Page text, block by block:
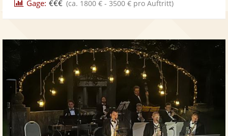
Gage: €€€ (ca. 1800 € - 3500 € pro Auftritt)